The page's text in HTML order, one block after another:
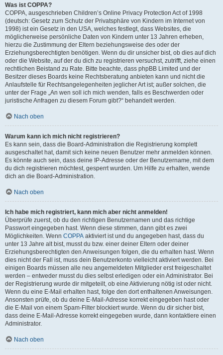
Was ist COPPA?
COPPA, ausgeschrieben Children’s Online Privacy Protection Act of 1998
(deutsch: Gesetz zum Schutz der Privatsphäre von Kindern im Internet von
1998) ist ein Gesetz in den USA, welches festlegt, dass Websites, die
möglicherweise persönliche Daten von Kindern unter 13 Jahren erheben,
hierzu die Zustimmung der Eltern beziehungsweise des oder der
Erziehungsberechtigten benötigen. Wenn du dir unsicher bist, ob dies auf dich
oder die Website, auf der du dich zu registrieren versuchst, zutrifft, ziehe einen
rechtlichen Beistand zu Rate. Bitte beachte, dass phpBB Limited und der
Besitzer dieses Boards keine Rechtsberatung anbieten kann und nicht die
Anlaufstelle für Rechtsangelegenheiten jeglicher Art ist; außer solchen, die
unter der Frage „An wen soll ich mich wenden, falls es Beschwerden oder
juristische Anfragen zu diesem Forum gibt?“ behandelt werden.
Nach oben
Warum kann ich mich nicht registrieren?
Es kann sein, dass die Board-Administration die Registrierung komplett
ausgeschaltet hat, damit sich keine neuen Benutzer mehr anmelden können.
Es könnte auch sein, dass deine IP-Adresse oder der Benutzername, mit dem
du dich registrieren möchtest, gesperrt wurden. Um Hilfe zu erhalten, wende
dich an die Board-Administration.
Nach oben
Ich habe mich registriert, kann mich aber nicht anmelden!
Überprüfe zuerst, ob du den richtigen Benutzernamen und das richtige
Passwort eingegeben hast. Wenn diese stimmen, dann gibt es zwei
Möglichkeiten. Wenn COPPA aktiviert ist und du angegeben hast, dass du
unter 13 Jahre alt bist, musst du bzw. einer deiner Eltern oder deiner
Erziehungsberechtigten den Anweisungen folgen, die du erhalten hast. Wenn
dies nicht der Fall ist, muss dein Benutzerkonto vielleicht aktiviert werden. Bei
einigen Boards müssen alle neu angemeldeten Mitglieder erst freigeschaltet
werden – entweder musst du dies selbst erledigen oder ein Administrator. Bei
der Registrierung wurde dir mitgeteilt, ob eine Aktivierung nötig ist oder nicht.
Wenn du eine E-Mail erhalten hast, folge den dort enthaltenen Anweisungen.
Ansonsten prüfe, ob du deine E-Mail-Adresse korrekt eingegeben hast oder
die E-Mail von einem Spam-Filter blockiert wurde. Wenn du dir sicher bist,
dass deine E-Mail-Adresse korrekt eingegeben wurde, dann kontaktiere einen
Administrator.
Nach oben